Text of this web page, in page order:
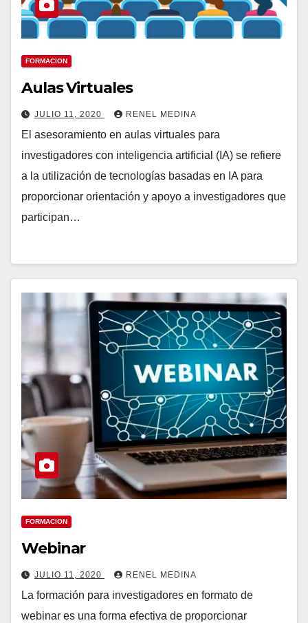
FORMACION
Aulas Virtuales
JULIO 11, 2020 RENEL MEDINA
El asesoramiento en aulas virtuales para
investigadores con inteligencia artificial (IA) se refiere
a la utilización de tecnologías basadas en IA para
proporcionar orientación y apoyo a investigadores que
participan…
FORMACION
Webinar
JULIO 11, 2020 RENEL MEDINA
La formación para investigadores en formato de
webinar es una forma efectiva de proporcionar